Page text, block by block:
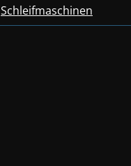
Schleifmaschinen